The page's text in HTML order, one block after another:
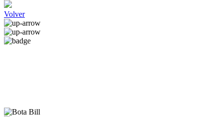
Volver